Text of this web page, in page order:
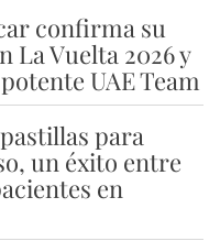
confirma su
La Vuelta 2026 y
UAE Team
para
un éxito entre
en